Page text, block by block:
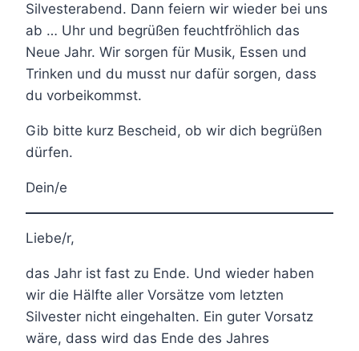
Silvesterabend. Dann feiern wir wieder bei uns
ab … Uhr und begrüßen feuchtfröhlich das
Neue Jahr. Wir sorgen für Musik, Essen und
Trinken und du musst nur dafür sorgen, dass
du vorbeikommst.
Gib bitte kurz Bescheid, ob wir dich begrüßen
dürfen.
Dein/e
Liebe/r,
das Jahr ist fast zu Ende. Und wieder haben
wir die Hälfte aller Vorsätze vom letzten
Silvester nicht eingehalten. Ein guter Vorsatz
wäre, dass wird das Ende des Jahres